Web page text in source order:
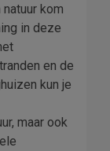
kom
in deze
en de
kun je
maar ook